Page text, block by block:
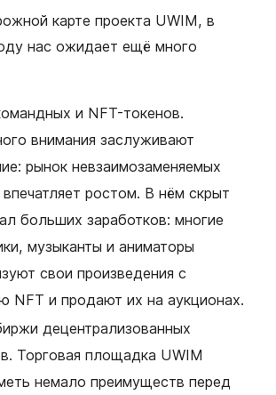
карте проекта UWIM, в
нас ожидает ещё много
и NFT-токенов.
внимания заслуживают
рынок невзаимозаменяемых
впечатляет ростом. В нём скрыт
больших заработков: многие
музыканты и аниматоры
свои произведения с
NFT и продают их на аукционах.
децентрализованных
Торговая площадка UWIM
немало преимуществ перед